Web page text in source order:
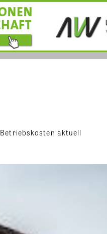
Betriebskosten aktuell